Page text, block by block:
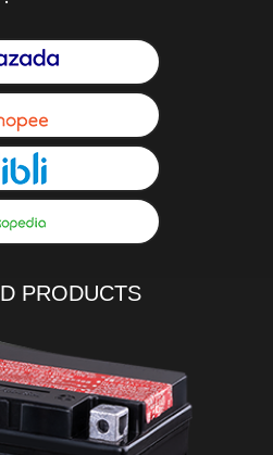
PRODUCTS